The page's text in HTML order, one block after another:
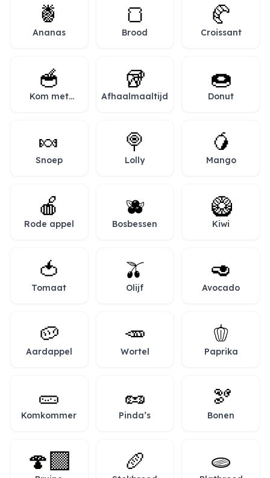
🍍
Ananas
🍞
Brood
🥐
Croissant
🥣
Kom met
🥡
Afhaalmaaltijd
🍩
Donut
🍬
Snoep
🍭
Lolly
🥭
Mango
🍎
Rode appel
🫐
Bosbessen
🥝
Kiwi
🍅
Tomaat
🫒
Olijf
🥑
Avocado
🥔
Aardappel
🥕
Wortel
🫑
Paprika
🥒
Komkommer
🥜
Pinda’s
🫘
Bonen
🍄‍🟫 🥖 🫓